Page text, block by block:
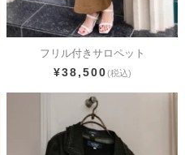
フリル付きサロペット
¥38,500(税込)